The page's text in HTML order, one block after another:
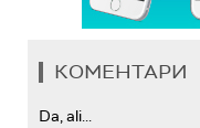
КОМЕНТАРИ
Da, ali...